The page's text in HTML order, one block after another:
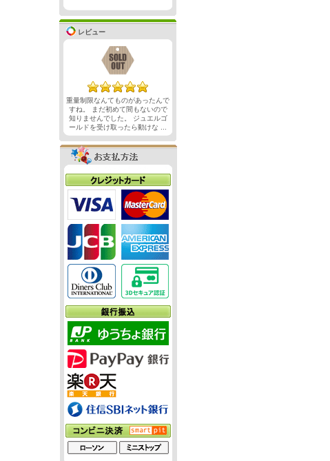
レビュー
重量制限なんてものがあったんで
すね。 まだ初めて間もないので
知りませんでした。 ジュエルゴ
ールドを受け取ったら動けな ...